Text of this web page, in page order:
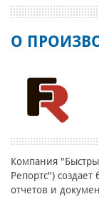
О
Компания
Репортс")
отчетов и